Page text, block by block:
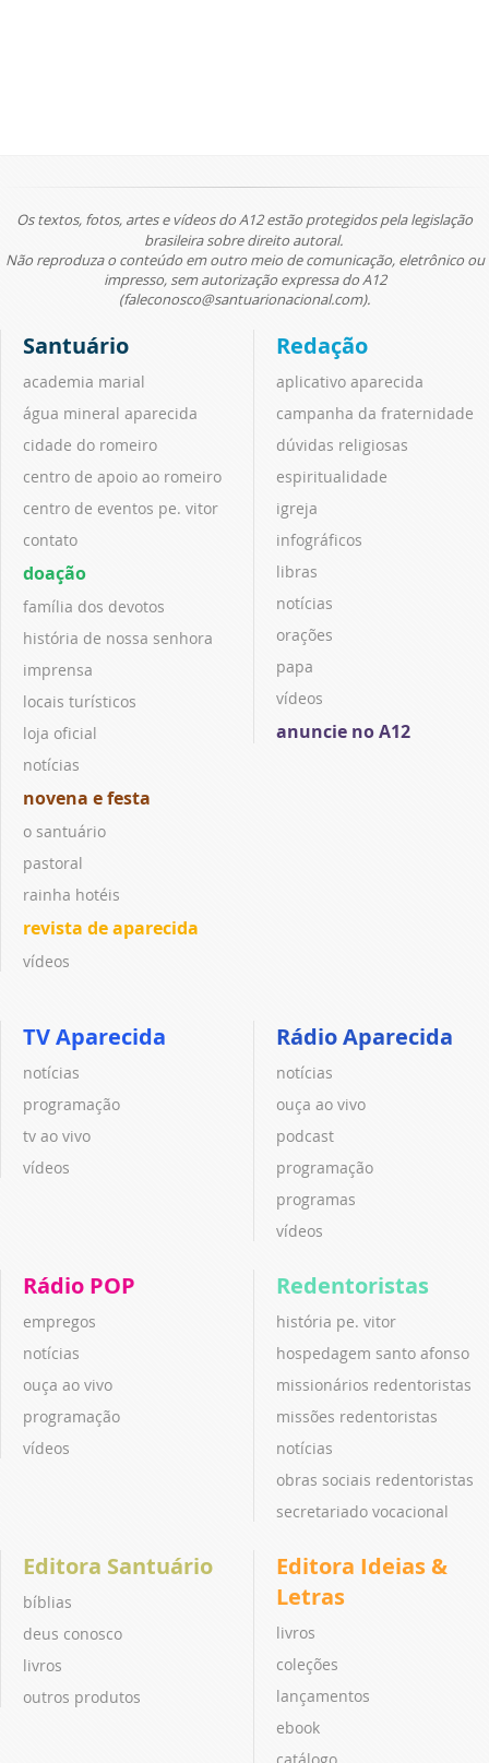
Os textos, fotos, artes e vídeos do A12 estão protegidos pela legislação
brasileira sobre direito autoral.
Não reproduza o conteúdo em outro meio de comunicação, eletrônico ou
impresso, sem autorização expressa do A12
(faleconosco@santuarionacional.com).
Santuário
academia marial
água mineral aparecida
cidade do romeiro
centro de apoio ao romeiro
centro de eventos pe. vitor
contato
doação
família dos devotos
história de nossa senhora
imprensa
locais turísticos
loja oficial
notícias
novena e festa
o santuário
pastoral
rainha hotéis
revista de aparecida
vídeos
Redação
aplicativo aparecida
campanha da fraternidade
dúvidas religiosas
espiritualidade
igreja
infográficos
libras
notícias
orações
papa
vídeos
anuncie no A12
TV Aparecida
notícias
programação
tv ao vivo
vídeos
Rádio Aparecida
notícias
ouça ao vivo
podcast
programação
programas
vídeos
Rádio POP
empregos
notícias
ouça ao vivo
programação
vídeos
Redentoristas
história pe. vitor
hospedagem santo afonso
missionários redentoristas
missões redentoristas
notícias
obras sociais redentoristas
secretariado vocacional
Editora Santuário
bíblias
deus conosco
livros
outros produtos
Editora Ideias &
Letras
livros
coleções
lançamentos
ebook